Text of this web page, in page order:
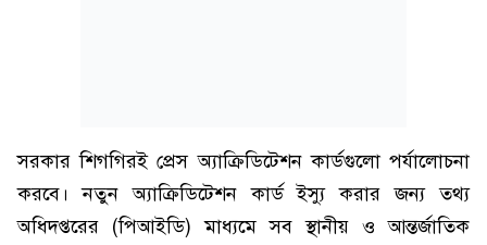
সরকার শিগগিরই প্রেস অ্যাক্রিডিটেশন কার্ডগুলো পর্যালোচনা
করবে। নতুন অ্যাক্রিডিটেশন কার্ড ইস্যু করার জন্য তথ‍্য
অধিদপ্তরের (পিআইডি) মাধ্যমে সব স্থানীয় ও আন্তর্জাতিক